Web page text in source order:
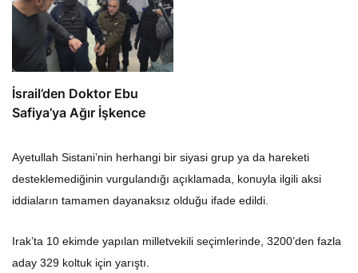
İsrail’den Doktor Ebu
Safiya’ya Ağır İşkence
Ayetullah Sistani’nin herhangi bir siyasi grup ya da hareketi
desteklemediğinin vurgulandığı açıklamada, konuyla ilgili aksi
iddiaların tamamen dayanaksız olduğu ifade edildi.
Irak’ta 10 ekimde yapılan milletvekili seçimlerinde, 3200’den fazla
aday 329 koltuk için yarıştı.